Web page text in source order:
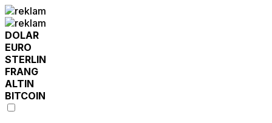
DOLAR
EURO
STERLIN
FRANG
ALTIN
BITCOIN